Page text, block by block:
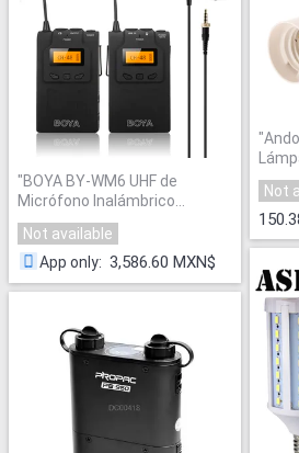
"BOYA BY-WM6 UHF de
Micrófono Inalámbrico
Sistema de Micrófono de
Solapa omnidireccional para
ENG EFP DV DSLR"
Not available
App only: 3,586.60 MXN$
"
Not